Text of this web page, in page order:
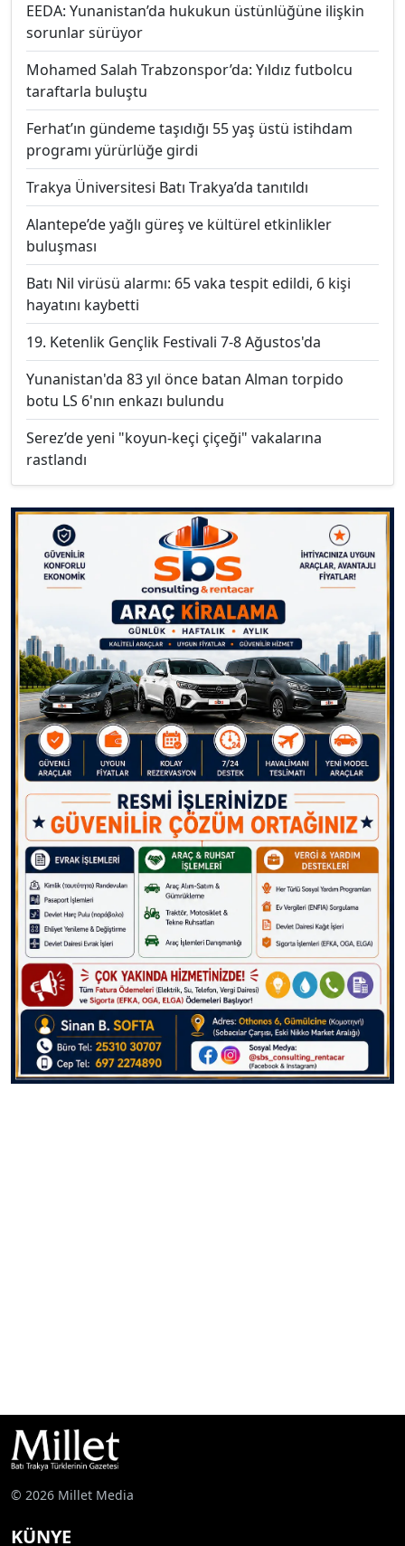
EEDA: Yunanistan’da hukukun üstünlüğüne ilişkin
sorunlar sürüyor
Mohamed Salah Trabzonspor’da: Yıldız futbolcu
taraftarla buluştu
Ferhat’ın gündeme taşıdığı 55 yaş üstü istihdam
programı yürürlüğe girdi
Trakya Üniversitesi Batı Trakya’da tanıtıldı
Alantepe’de yağlı güreş ve kültürel etkinlikler
buluşması
Batı Nil virüsü alarmı: 65 vaka tespit edildi, 6 kişi
hayatını kaybetti
19. Ketenlik Gençlik Festivali 7-8 Ağustos'da
Yunanistan'da 83 yıl önce batan Alman torpido
botu LS 6'nın enkazı bulundu
Serez’de yeni "koyun-keçi çiçeği" vakalarına
rastlandı
© 2026 Millet Media
KÜNYE